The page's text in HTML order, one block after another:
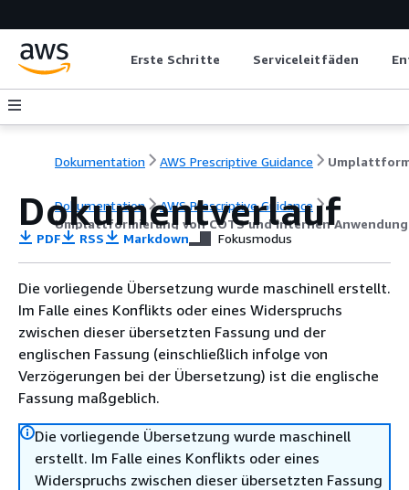
Erste Schritte Serviceleitfäden
Dokumentation AWS Prescriptive Guidance
Dokumentation
AWS Prescriptive Guidance
Umplattformierung von COTS und internen
Dokumentverlauf
PDF RSS Markdown Fokusmodus
Die vorliegende Übersetzung wurde maschinell erstellt.
Im Falle eines Konflikts oder eines Widerspruchs
zwischen dieser übersetzten Fassung und der
englischen Fassung (einschließlich infolge von
Verzögerungen bei der Übersetzung) ist die englische
Fassung maßgeblich.
Die vorliegende Übersetzung wurde maschinell
erstellt. Im Falle eines Konflikts oder eines
Widerspruchs zwischen dieser übersetzten Fassung